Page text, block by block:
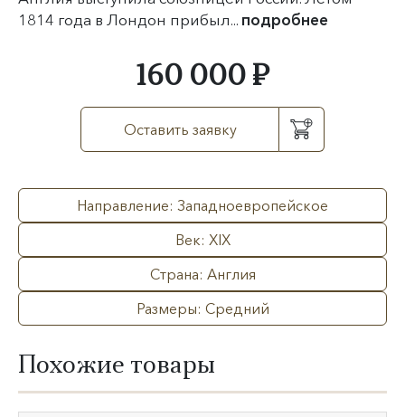
1814 года в Лондон прибыл... подробнее
160 000 ₽
Оставить заявку
Направление: Западноевропейское
Век: XIX
Страна: Англия
Размеры: Средний
Похожие товары